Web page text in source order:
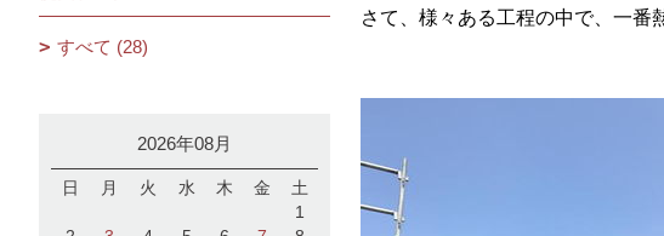
さて、様々ある工程の中で、一
すべて (28)
2026年08月
日 月 火 水 木 金
土
1